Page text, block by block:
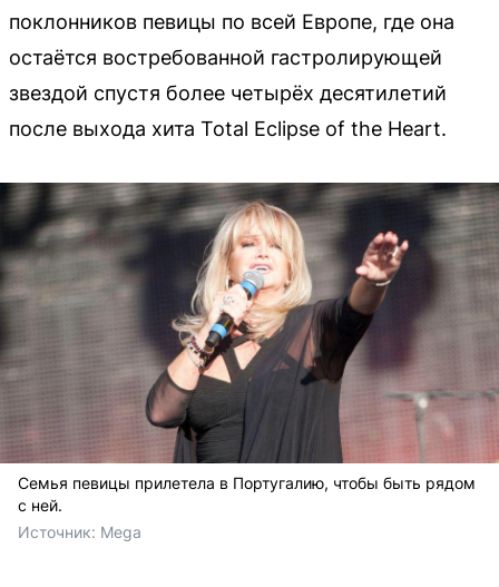
поклонников певицы по всей Европе, где она
остаётся востребованной гастролирующей
звездой спустя более четырёх десятилетий
после выхода хита Total Eclipse of the Heart.
Семья певицы прилетела в Португалию, чтобы быть рядом
с ней.
Источник: Mega